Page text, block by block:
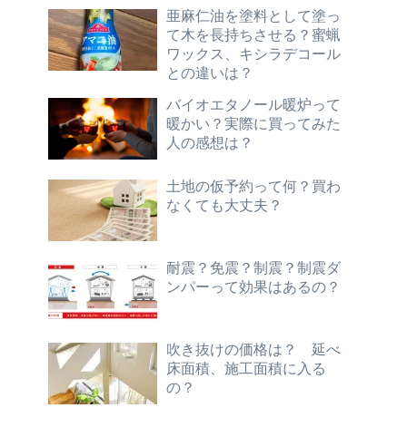
亜麻仁油を塗料として塗っ
て木を長持ちさせる？蜜蝋
ワックス、キシラデコール
との違いは？
バイオエタノール暖炉って
暖かい？実際に買ってみた
人の感想は？
土地の仮予約って何？買わ
なくても大丈夫？
耐震？免震？制震？制震ダ
ンパーって効果はあるの？
吹き抜けの価格は？ 延べ
床面積、施工面積に入る
の？